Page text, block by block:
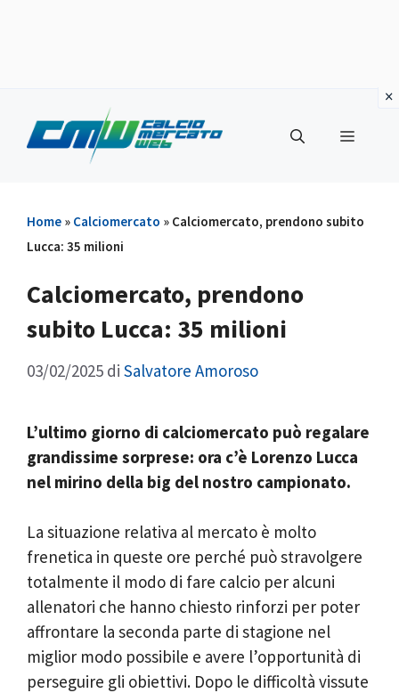
contenuto
Menu
Home » Calciomercato » Calciomercato, prendono subito
Lucca: 35 milioni
Calciomercato, prendono
subito Lucca: 35 milioni
03/02/2025 di Salvatore Amoroso
L’ultimo giorno di calciomercato può regalare
grandissime sorprese: ora c’è Lorenzo Lucca
nel mirino della big del nostro campionato.
La situazione relativa al mercato è molto
frenetica in queste ore perché può stravolgere
totalmente il modo di fare calcio per alcuni
allenatori che hanno chiesto rinforzi per poter
affrontare la seconda parte di stagione nel
miglior modo possibile e avere l’opportunità di
perseguire gli obiettivi. Dopo le difficoltà vissute